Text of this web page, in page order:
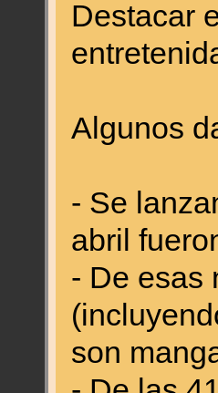
Destacar
Algunos
- Se
abril
- De esas
son